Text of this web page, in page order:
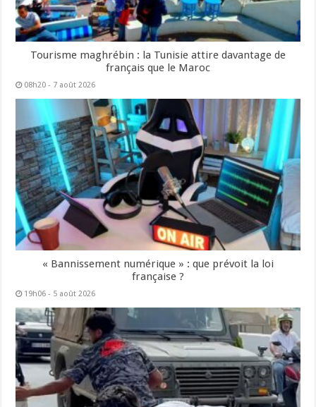
Tourisme maghrébin : la Tunisie attire davantage de
français que le Maroc
08h20 - 7 août 2026
« Bannissement numérique » : que prévoit la loi
française ?
19h06 - 5 août 2026